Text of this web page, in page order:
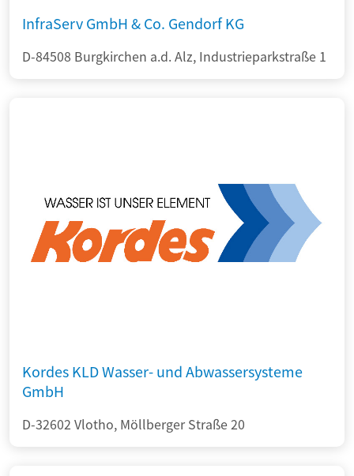
InfraServ GmbH & Co. Gendorf KG
D-84508 Burgkirchen a.d. Alz, Industrieparkstraße 1
Kordes KLD Wasser- und Abwassersysteme
GmbH
D-32602 Vlotho, Möllberger Straße 20